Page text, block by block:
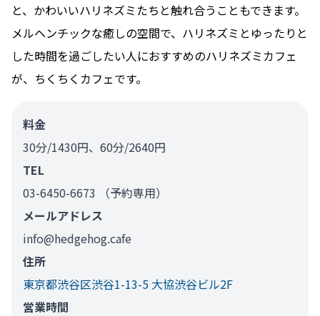
と、かわいいハリネズミたちと触れ合うこともできます。
メルヘンチックな癒しの空間で、ハリネズミとゆったりと
した時間を過ごしたい人におすすめのハリネズミカフェ
が、ちくちくカフェです。
料金
30分/1430円、60分/2640円
TEL
03-6450-6673 （予約専用）
メールアドレス
info@hedgehog.cafe
住所
東京都渋谷区渋谷1-13-5 大協渋谷ビル2F
営業時間